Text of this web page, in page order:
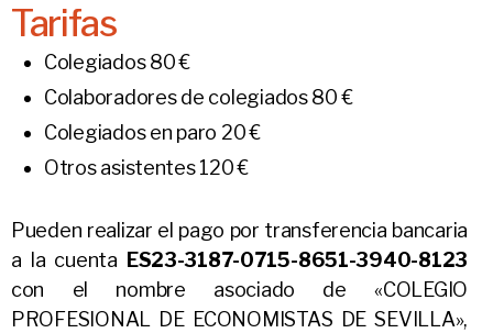
Tarifas
Colegiados 80 €
Colaboradores de colegiados 80 €
Colegiados en paro 20 €
Otros asistentes 120 €
Pueden realizar el pago por transferencia bancaria
a la cuenta ES23-3187-0715-8651-3940-8123
con el nombre asociado de «COLEGIO
PROFESIONAL DE ECONOMISTAS DE SEVILLA»,